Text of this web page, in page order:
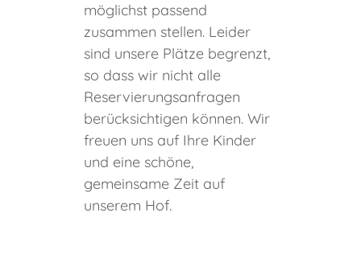
möglichst passend
zusammen stellen. Leider
sind unsere Plätze begrenzt,
so dass wir nicht alle
Reservierungsanfragen
berücksichtigen können. Wir
freuen uns auf Ihre Kinder
und eine schöne,
gemeinsame Zeit auf
unserem Hof.